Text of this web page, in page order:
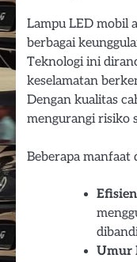
Lampu LED mobil
berbagai
Teknologi ini
keselamatan
Dengan kualitas
mengurangi risiko
Beberapa manfaat
Umur